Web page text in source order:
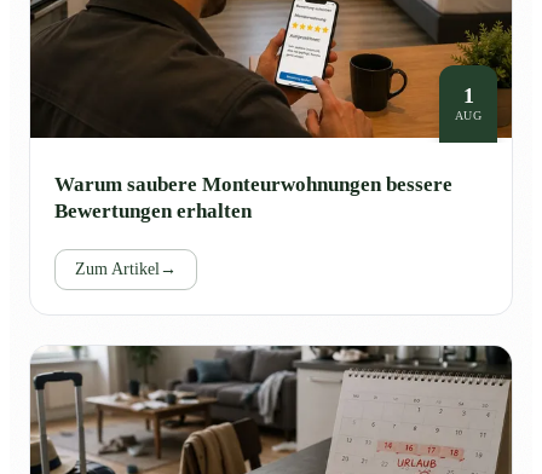
1
AUG
Warum saubere Monteurwohnungen bessere
Bewertungen erhalten
Zum Artikel →